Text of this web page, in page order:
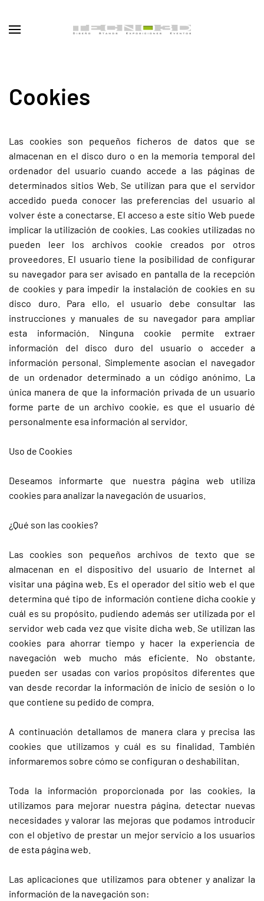
Cookies
Las cookies son pequeños ficheros de datos que se
almacenan en el disco duro o en la memoria temporal del
ordenador del usuario cuando accede a las páginas de
determinados sitios Web. Se utilizan para que el servidor
accedido pueda conocer las preferencias del usuario al
volver éste a conectarse. El acceso a este sitio Web puede
implicar la utilización de cookies. Las cookies utilizadas no
pueden leer los archivos cookie creados por otros
proveedores. El usuario tiene la posibilidad de configurar
su navegador para ser avisado en pantalla de la recepción
de cookies y para impedir la instalación de cookies en su
disco duro. Para ello, el usuario debe consultar las
instrucciones y manuales de su navegador para ampliar
esta información. Ninguna cookie permite extraer
información del disco duro del usuario o acceder a
información personal. Simplemente asocian el navegador
de un ordenador determinado a un código anónimo. La
única manera de que la información privada de un usuario
forme parte de un archivo cookie, es que el usuario dé
personalmente esa información al servidor.
Uso de Cookies
Deseamos informarte que nuestra página web utiliza
cookies para analizar la navegación de usuarios.
¿Qué son las cookies?
Las cookies son pequeños archivos de texto que se
almacenan en el dispositivo del usuario de Internet al
visitar una página web. Es el operador del sitio web el que
determina qué tipo de información contiene dicha cookie y
cuál es su propósito, pudiendo además ser utilizada por el
servidor web cada vez que visite dicha web. Se utilizan las
cookies para ahorrar tiempo y hacer la experiencia de
navegación web mucho más eficiente. No obstante,
pueden ser usadas con varios propósitos diferentes que
van desde recordar la información de inicio de sesión o lo
que contiene su pedido de compra.
A continuación detallamos de manera clara y precisa las
cookies que utilizamos y cuál es su finalidad. También
informaremos sobre cómo se configuran o deshabilitan.
Toda la información proporcionada por las cookies, la
utilizamos para mejorar nuestra página, detectar nuevas
necesidades y valorar las mejoras que podamos introducir
con el objetivo de prestar un mejor servicio a los usuarios
de esta página web.
Las aplicaciones que utilizamos para obtener y analizar la
información de la navegación son: